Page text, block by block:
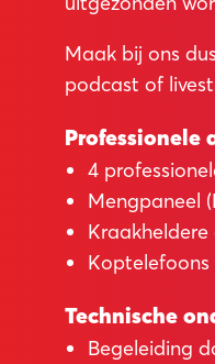
Maak bij ons
podcast of
Professionele
4
Mengpaneel
Kraakheldere
Koptelefoons
Technische
Begeleiding